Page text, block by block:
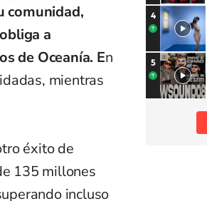
comunidad,
a
de Oceanía. En
mientras
éxito de
135 millones
incluso
4
5